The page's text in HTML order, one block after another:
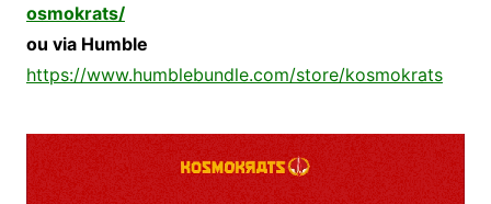
osmokrats/
ou via Humble
https://www.humblebundle.com/store/kosmokrats